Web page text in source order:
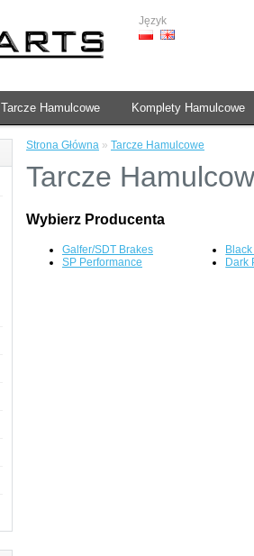
Język
Tarcze Hamulcowe Komplety Hamulcowe
Strona Główna » Tarcze Hamulcowe
Tarcze
Wybierz Producenta
Galfer/SDT Brakes
SP Performance
Dark